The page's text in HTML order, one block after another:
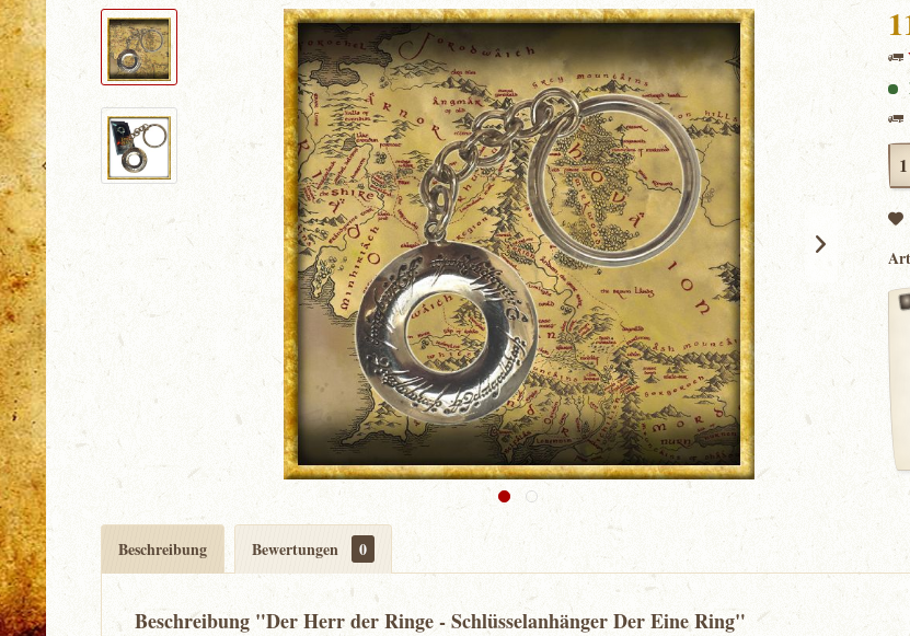
Beschreibung Bewertungen 0
Beschreibung "Der Herr der Ringe - Schlüsselanhänger Der Eine Ring"